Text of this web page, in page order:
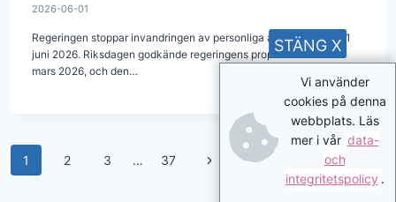
2026-06-01
Regeringen stoppar invandringen av personliga assistenter från 1
juni 2026. Riksdagen godkände regeringens proposition den 18
mars 2026, och den…
Page
1 2 3 … 37
Next
Vi använder
cookies på denna
webbplats. Läs
mer i vår data-
och
integritetspolicy .
STÄNG X